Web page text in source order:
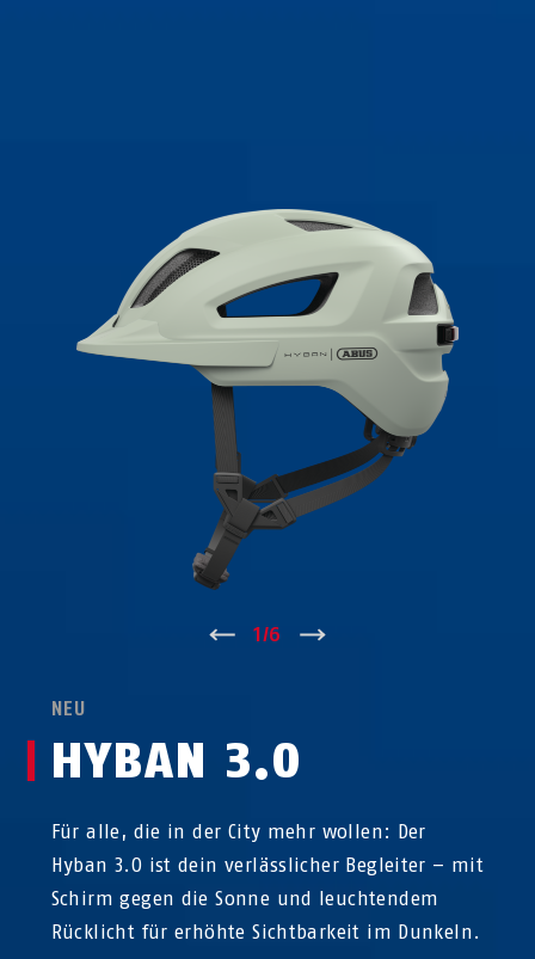
1 /6
NEU
HYBAN 3.0
Für alle, die in der City mehr wollen: Der
Hyban 3.0 ist dein verlässlicher Begleiter – mit
Schirm gegen die Sonne und leuchtendem
Rücklicht für erhöhte Sichtbarkeit im Dunkeln.